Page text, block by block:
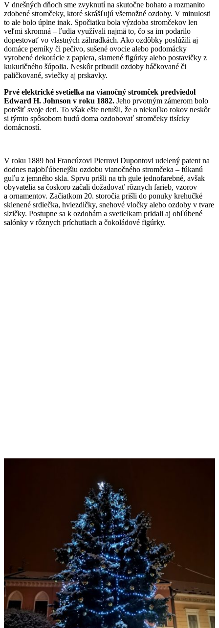
V dnešných dňoch sme zvyknutí na skutočne bohato a rozmanito
zdobené stromčeky, ktoré skrášľujú všemožné ozdoby. V minulosti
to ale bolo úplne inak. Spočiatku bola výzdoba stromčekov len
veľmi skromná – ľudia využívali najmä to, čo sa im podarilo
dopestovať vo vlastných záhradkách. Ako ozdôbky poslúžili aj
domáce perníky či pečivo, sušené ovocie alebo podomácky
vyrobené dekorácie z papiera, slamené figúrky alebo postavičky z
kukuričného šúpolia. Neskôr pribudli ozdoby háčkované či
paličkované, sviečky aj prskavky.
Prvé elektrické svetielka na vianočný stromček predviedol
Edward H. Johnson v roku 1882. Jeho prvotným zámerom bolo
potešiť svoje deti. To však ešte netušil, že o niekoľko rokov neskôr
si týmto spôsobom budú doma ozdobovať stromčeky tisícky
domácností.
V roku 1889 bol Francúzovi Pierrovi Dupontovi udelený patent na
dodnes najobľúbenejšiu ozdobu vianočného stromčeka – fúkanú
guľu z jemného skla. Sprvu prišli na trh gule jednofarebné, avšak
obyvatelia sa čoskoro začali dožadovať rôznych farieb, vzorov
a ornamentov. Začiatkom 20. storočia prišli do ponuky krehučké
sklenené srdiečka, hviezdičky, snehové vločky alebo ozdoby v tvare
slzičky. Postupne sa k ozdobám a svetielkam pridali aj obľúbené
salónky v rôznych príchutiach a čokoládové figúrky.